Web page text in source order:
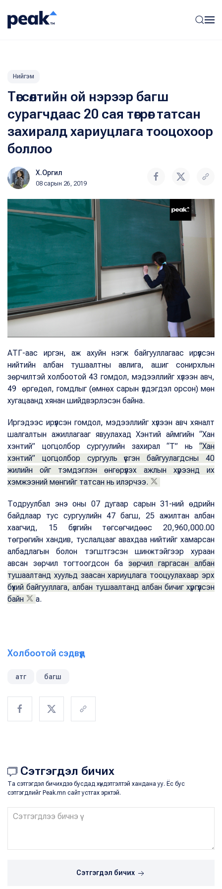
Нийгэм
Төгсөлтийн ой нэрээр багш
сурагчдаас 20 сая төгрөг татсан
захиралд хариуцлага тооцохоор
боллоо
Х.Оргил
08 сарын 26, 2019
АТГ-аас иргэн, аж ахуйн нэгж байгууллагаас ирүүлсэн
нийтийн албан тушаалтны авлига, ашиг сонирхлын
зөрчилтэй холбоотой 43 гомдол, мэдээллийг хүлээн авч,
49 өргөдөл, гомдлыг (өмнөх сарын үлдэгдэл орсон) мөн
хугацаанд хянан шийдвэрлэсэн байна.
Иргэдээс ирүүлсэн гомдол, мэдээллийг хүлээн авч хяналт
шалгалтын ажиллагааг явуулахад Хэнтий аймгийн “Хан
хэнтий” цогцолбор сургуулийн захирал “Т” нь “Хан
хэнтий” цогцолбор сургууль үүсгэн байгуулагдсны 40
жилийн ойг тэмдэглэн өнгөрүүлэх ажлын хүрээнд их
хэмжээний мөнгийг татсан нь илэрчээ.
Тодруулбал энэ оны 07 дугаар сарын 31-ний өдрийн
байдлаар тус сургуулийн 47 багш, 25 ажилтан албан
хаагчид, 15 бүлгийн төгсөгчидөөс 20,960,000.00
төгрөгийн хандив, туслалцааг авахдаа нийтийг хамарсан
албадлагын болон тэгштгэсэн шинжтэйгээр хураан
авсан зөрчил тогтоогдсон ба зөрчил гаргасан албан
тушаалтанд хуульд заасан хариуцлага тооцуулахаар эрх
бүхий байгууллага, албан тушаалтанд албан бичиг хүргүүлсэн
байн
а.
Холбоотой сэдвүүд
атг багш
Сэтгэгдэл бичих
Та сэтгэгдэл бичихдээ бусдад хүндэтгэлтэй хандана уу. Ёс бус
сэтгэгдлийг Peak.mn сайт устгах эрхтэй.
Сэтгэгдэл бичих